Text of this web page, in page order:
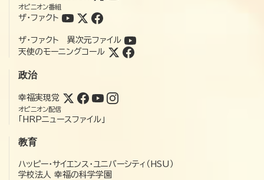
オピニオン番組
ザ・ファクト
ザ・ファクト 異次元ファイル
天使のモーニングコール
政治
幸福実現党
オピニオン配信
「HRPニュースファイル」
教育
ハッピー・サイエンス・ユニバーシティ（HSU）
学校法人 幸福の科学学園